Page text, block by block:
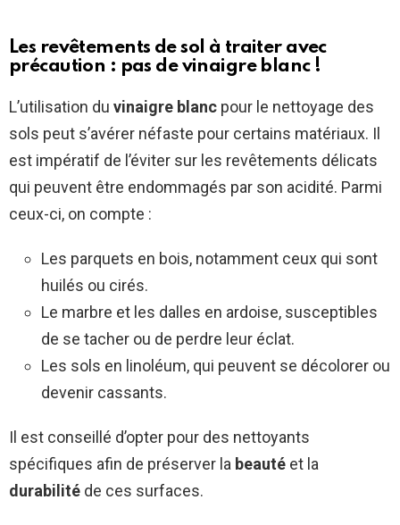
Les revêtements de sol à traiter avec
précaution : pas de vinaigre blanc !
L’utilisation du vinaigre blanc pour le nettoyage des
sols peut s’avérer néfaste pour certains matériaux. Il
est impératif de l’éviter sur les revêtements délicats
qui peuvent être endommagés par son acidité. Parmi
ceux-ci, on compte :
Les parquets en bois, notamment ceux qui sont
huilés ou cirés.
Le marbre et les dalles en ardoise, susceptibles
de se tacher ou de perdre leur éclat.
Les sols en linoléum, qui peuvent se décolorer ou
devenir cassants.
Il est conseillé d’opter pour des nettoyants
spécifiques afin de préserver la beauté et la
durabilité de ces surfaces.